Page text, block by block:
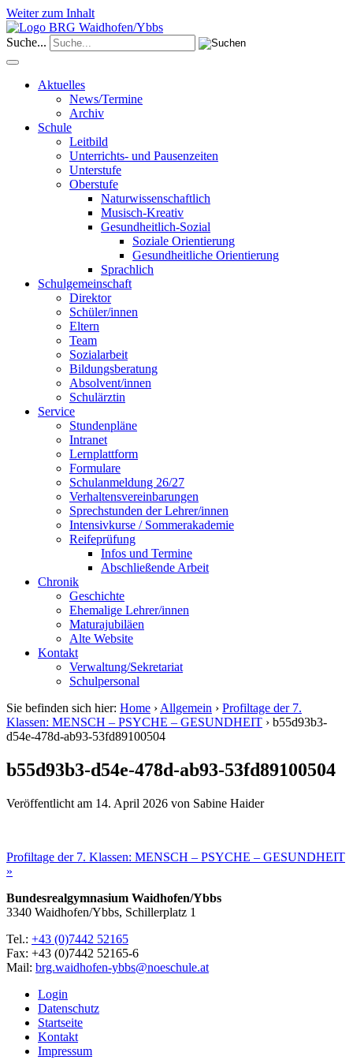
Weiter zum Inhalt
Suche...
Aktuelles
News/Termine
Archiv
Schule
Leitbild
Unterrichts- und Pausenzeiten
Unterstufe
Oberstufe
Naturwissenschaftlich
Musisch-Kreativ
Gesundheitlich-Sozial
Soziale Orientierung
Gesundheitliche Orientierung
Sprachlich
Schulgemeinschaft
Direktor
Schüler/innen
Eltern
Team
Sozialarbeit
Bildungsberatung
Absolvent/innen
Schulärztin
Service
Stundenpläne
Intranet
Lernplattform
Formulare
Schulanmeldung 26/27
Verhaltensvereinbarungen
Sprechstunden der Lehrer/innen
Intensivkurse / Sommerakademie
Reifeprüfung
Infos und Termine
Abschließende Arbeit
Chronik
Geschichte
Ehemalige Lehrer/innen
Maturajubiläen
Alte Website
Kontakt
Verwaltung/Sekretariat
Schulpersonal
Sie befinden sich hier: Home › Allgemein › Profiltage der 7.
Klassen: MENSCH – PSYCHE – GESUNDHEIT › b55d93b3-
d54e-478d-ab93-53fd89100504
b55d93b3-d54e-478d-ab93-53fd89100504
Veröffentlicht am 14. April 2026 von Sabine Haider
Profiltage der 7. Klassen: MENSCH – PSYCHE – GESUNDHEIT
»
Bundesrealgymnasium Waidhofen/Ybbs
3340 Waidhofen/Ybbs, Schillerplatz 1
Tel.: +43 (0)7442 52165
Fax: +43 (0)7442 52165-6
Mail: brg.waidhofen-ybbs@noeschule.at
Login
Datenschutz
Startseite
Kontakt
Impressum